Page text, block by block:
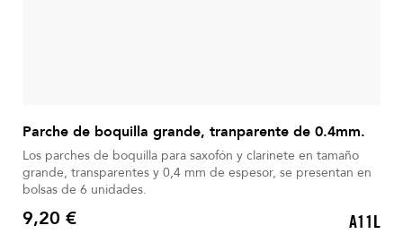
Parche de boquilla grande, tranparente de 0.4mm.
Los parches de boquilla para saxofón y clarinete en tamaño
grande, transparentes y 0,4 mm de espesor, se presentan en
bolsas de 6 unidades.
Precio
9,20 € A11L